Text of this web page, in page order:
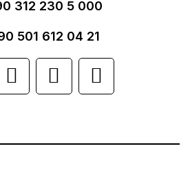
bozuk veya
eksik bilgiler bulunuyor.
hatalar bulunuyor.
sitelerden daha pahalı.
farklı alternatifler olmalı.
312 230 5 000
501 612 04 21